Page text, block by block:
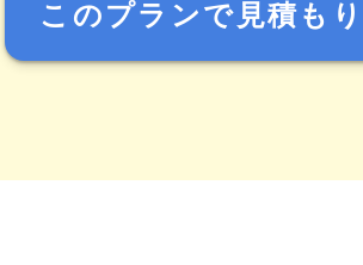
このプランで見積も